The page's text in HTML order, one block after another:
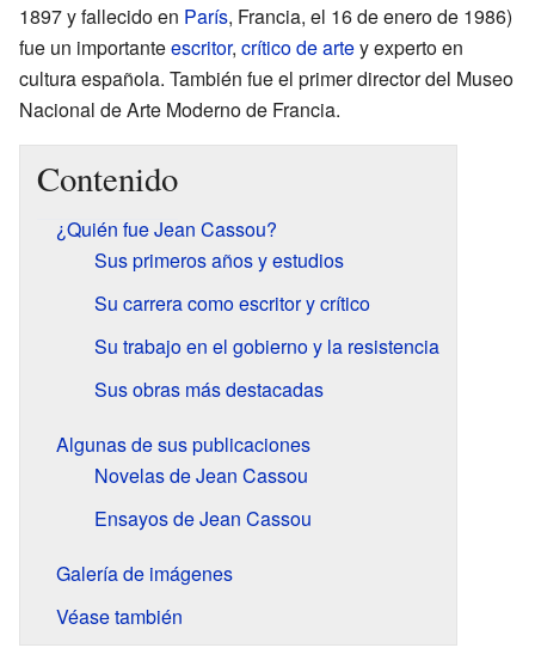
1897 y fallecido en París, Francia, el 16 de enero de 1986)
fue un importanteescritor, crítico de artey experto en
cultura española. También fue el primer director del Museo
Nacional de Arte Moderno de Francia.
Contenido
¿Quién fue Jean Cassou?
Sus primeros años y estudios
Su carrera como escritor y crítico
Su trabajo en el gobierno y la resistencia
Sus obras más destacadas
Algunas de sus publicaciones
Novelas de Jean Cassou
Ensayos de Jean Cassou
Galería de imágenes
Véase también